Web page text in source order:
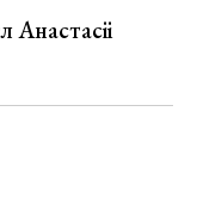
Анастасіі